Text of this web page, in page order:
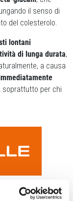
il senso di
del colesterolo.
lontani
di lunga durata,
a causa
, soprattutto per chi
ancheil